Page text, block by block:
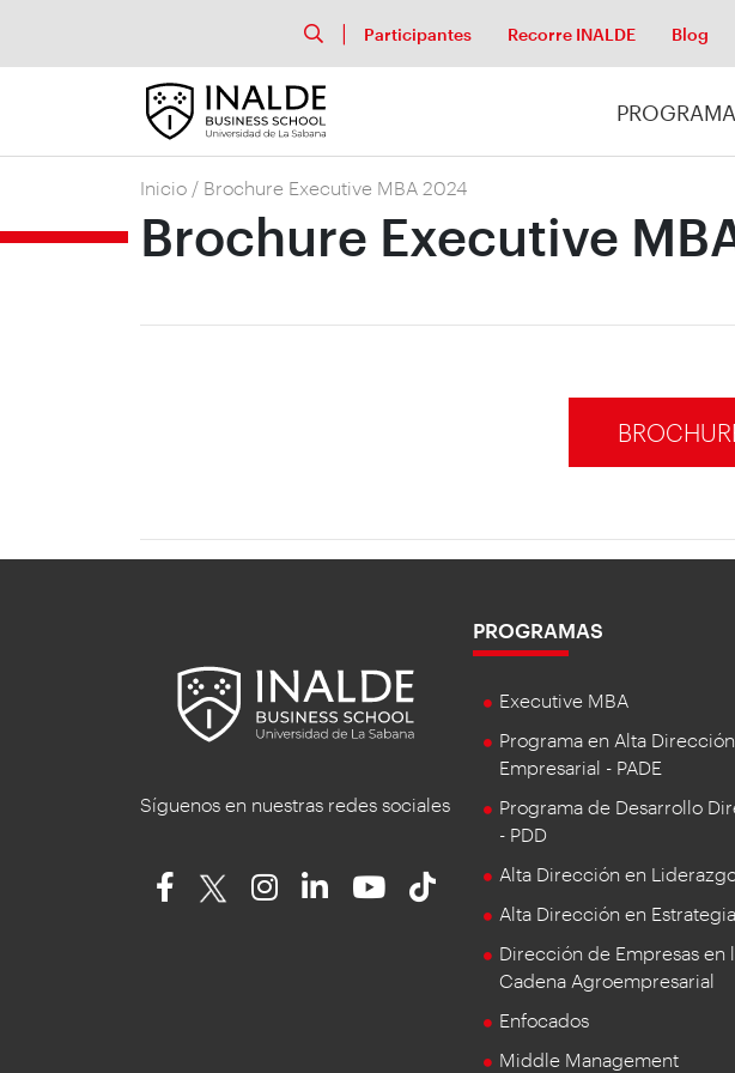
Participantes Recorre INALDE Blog
Inicio / Brochure Executive MBA 2024
Brochure Executive
Síguenos en nuestras redes sociales
PROGRAMAS
Executive MBA
Programa en Alta Dirección
Empresarial - PADE
Programa de Desarrollo
- PDD
Alta Dirección en
Alta Dirección en Estrategia
Dirección de Empresas en
Cadena Agroempresarial
Enfocados
Middle Management